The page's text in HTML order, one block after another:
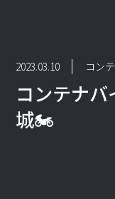
2023.03.10 コン
コンテナ
城🏍